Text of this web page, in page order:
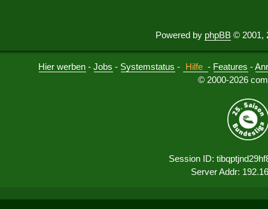
Powered by phpBB © 2001,
Hier werben -Jobs - Systemstatus - Hilfe - Features -
© 2000-2026
Session ID:
Server Addr: